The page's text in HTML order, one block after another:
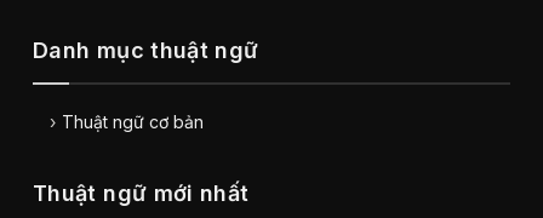
Danh mục thuật ngữ
Thuật ngữ cơ bản
Thuật ngữ mới nhất